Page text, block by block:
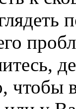
чтобы